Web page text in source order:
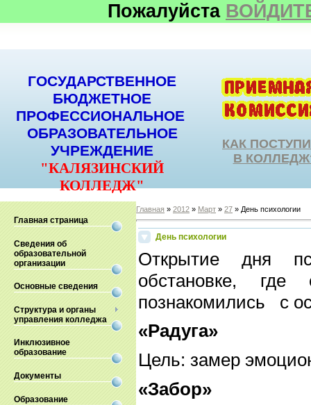
Пожалуйста
ГОСУДАРСТВЕННОЕ
БЮДЖЕТНОЕ
ПРОФЕССИОНАЛЬНОЕ
ОБРАЗОВАТЕЛЬНОЕ
УЧРЕЖДЕНИЕ
"КАЛЯЗИНСКИЙ
КОЛЛЕДЖ"
КАК
В
Главная страница
Сведения об
образовательной
организации
Основные сведения
Структура и органы
управления колледжа
Инклюзивное
образование
Документы
Образование
Главная » 2012 » Март » 27 » День психологии
День психологии
Открытие дня
обстановке, где
познакомились
с
«Радуга»
Цель: замер
«Забор»